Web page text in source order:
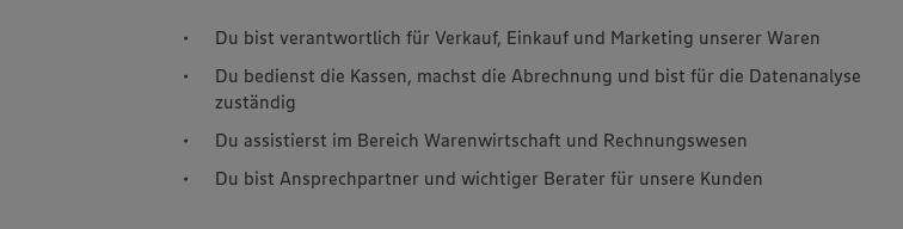
Du bist verantwortlich für Verkauf, Einkauf und Marketing unserer Waren
Du bedienst die Kassen, machst die Abrechnung und bist für die Datenanalyse
zuständig
Du assistierst im Bereich Warenwirtschaft und Rechnungswesen
Du bist Ansprechpartner und wichtiger Berater für unsere Kunden